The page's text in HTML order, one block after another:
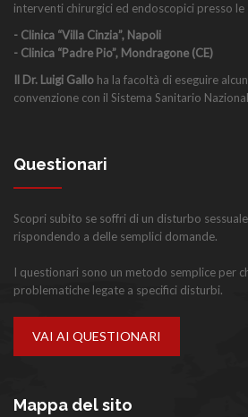
interventi chirurgici ed endoscopici presso
- Clinica “Villa Cinzia”, Napoli
- Clinica “Padre Pio”, Mondragone (CE)
Il Dr. Luigi Gallo ha la facoltà di eseguire
convenzione con il Sistema Sanitario
Questionari
Scopri subito se soffri di un disturbo
rispondendo a delle semplici domande.
I questionari sono un metodo semplice per
problematiche legate a specifici disturbi.
VAI AI QUESTIONARI
Mappa del sito